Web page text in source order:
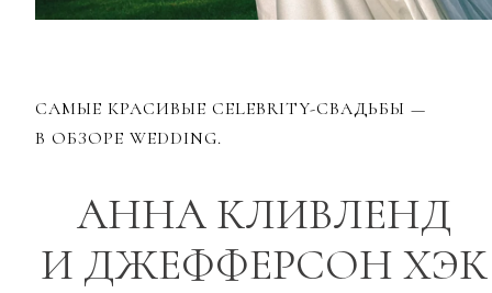
САМЫЕ КРАСИВЫЕ CELEBRITY-СВАДЬБЫ —
В ОБЗОРЕ WEDDING.
АННА КЛИВЛЕНД
И ДЖЕФФЕРСОН ХЭК